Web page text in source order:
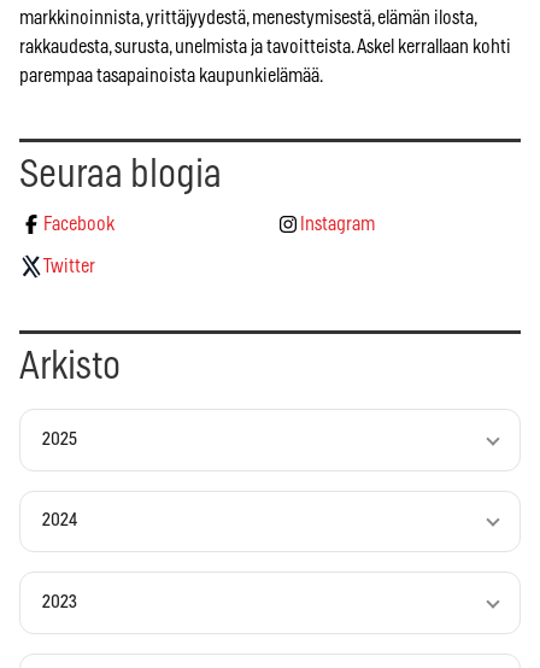
markkinoinnista, yrittäjyydestä, menestymisestä, elämän ilosta,
rakkaudesta, surusta, unelmista ja tavoitteista. Askel kerrallaan kohti
parempaa tasapainoista kaupunkielämää.
Seuraa blogia
Facebook Instagram
Twitter
Arkisto
2025
2024
2023